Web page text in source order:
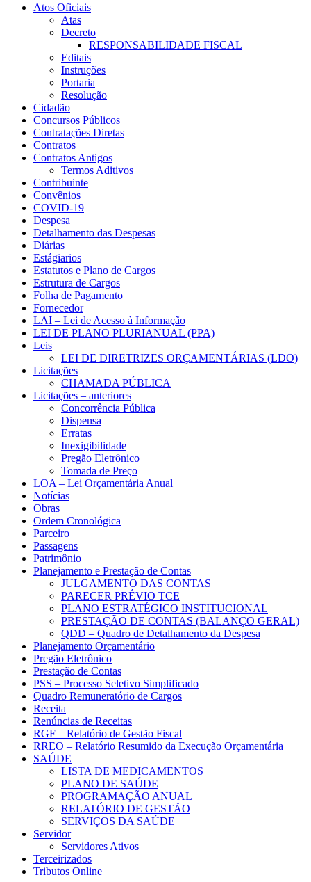
Atos Oficiais
Atas
Decreto
RESPONSABILIDADE FISCAL
Editais
Instruções
Portaria
Resolução
Cidadão
Concursos Públicos
Contratações Diretas
Contratos
Contratos Antigos
Termos Aditivos
Contribuinte
Convênios
COVID-19
Despesa
Detalhamento das Despesas
Diárias
Estágiarios
Estatutos e Plano de Cargos
Estrutura de Cargos
Folha de Pagamento
Fornecedor
LAI – Lei de Acesso à Informação
LEI DE PLANO PLURIANUAL (PPA)
Leis
LEI DE DIRETRIZES ORÇAMENTÁRIAS (LDO)
Licitações
CHAMADA PÚBLICA
Licitações – anteriores
Concorrência Pública
Dispensa
Erratas
Inexigibilidade
Pregão Eletrônico
Tomada de Preço
LOA – Lei Orçamentária Anual
Notícias
Obras
Ordem Cronológica
Parceiro
Passagens
Patrimônio
Planejamento e Prestação de Contas
JULGAMENTO DAS CONTAS
PARECER PRÉVIO TCE
PLANO ESTRATÉGICO INSTITUCIONAL
PRESTAÇÃO DE CONTAS (BALANÇO GERAL)
QDD – Quadro de Detalhamento da Despesa
Planejamento Orçamentário
Pregão Eletrônico
Prestação de Contas
PSS – Processo Seletivo Simplificado
Quadro Remuneratório de Cargos
Receita
Renúncias de Receitas
RGF – Relatório de Gestão Fiscal
RREO – Relatório Resumido da Execução Orçamentária
SAÚDE
LISTA DE MEDICAMENTOS
PLANO DE SAÚDE
PROGRAMAÇÃO ANUAL
RELATÓRIO DE GESTÃO
SERVIÇOS DA SAÚDE
Servidor
Servidores Ativos
Terceirizados
Tributos Online